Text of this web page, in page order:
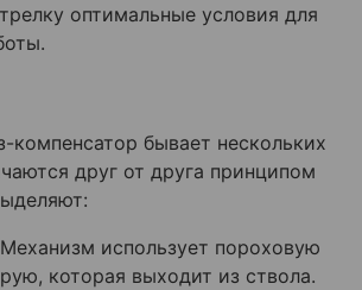
оптимальные условия для
компенсатор бывает нескольких
друг от друга принципом
использует пороховую
которая выходит из ствола.